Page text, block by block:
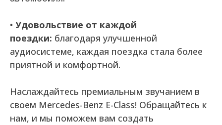
• Удовольствие от каждой
поездки: благодаря улучшенной
аудиосистеме, каждая поездка стала более
приятной и комфортной.
Наслаждайтесь премиальным звучанием в
своем Mercedes-Benz E-Class! Обращайтесь к
нам, и мы поможем вам создать